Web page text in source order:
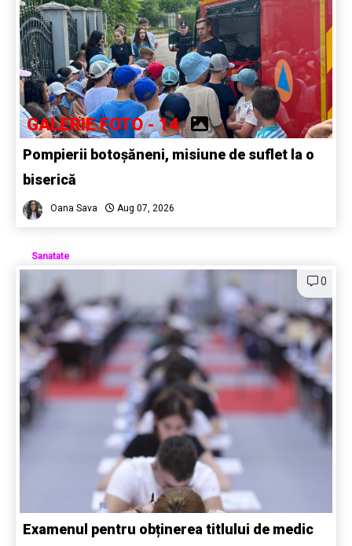
GALERIE FOTO - 14
Pompierii botoșăneni, misiune de suflet la o
biserică
Oana Sava Aug 07, 2026
Sanatate
0
Examenul pentru obținerea titlului de medic